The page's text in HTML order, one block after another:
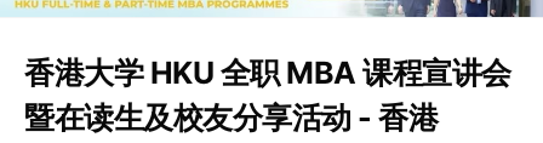
香港大学 HKU 全职 MBA 课程宣讲会
暨在读生及校友分享活动 - 香港